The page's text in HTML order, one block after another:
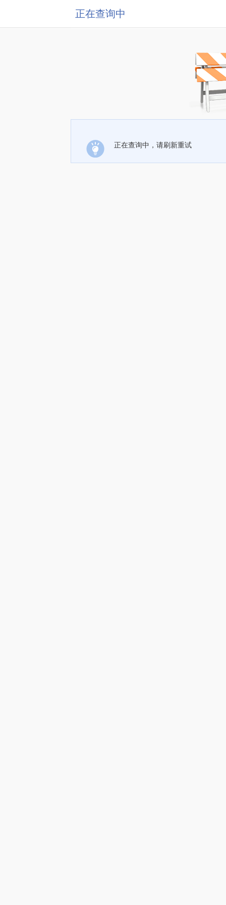
正在查询中
正在查询中，请刷新重试